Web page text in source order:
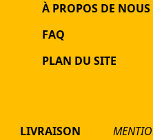
À PROPOS DE NOUS
FAQ
PLAN DU SITE
LIVRAISON